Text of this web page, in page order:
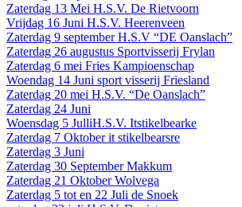
Zaterdag 13 Mei H.S.V. De Rietvoorn
Vrijdag 16 Juni H.S.V. Heerenveen
Zaterdag 9 september H.S.V “DE Oanslach”
Zaterdag 26 augustus Sportvisserij Frylan
Zaterdag 6 mei Fries Kampioenschap
Woendag 14 Juni sport visserij Friesland
Zaterdag 20 mei H.S.V. “De Oanslach”
Zaterdag 24 Juni
Woensdag 5 JulliH.S.V. Itstikelbearke
Zaterdag 7 Oktober it stikelbearsre
Zaterdag 3 Juni
Zaterdag 30 September Makkum
Zaterdag 21 Oktober Wolvega
Zaterdag 5 tot en 22 Juli de Snoek